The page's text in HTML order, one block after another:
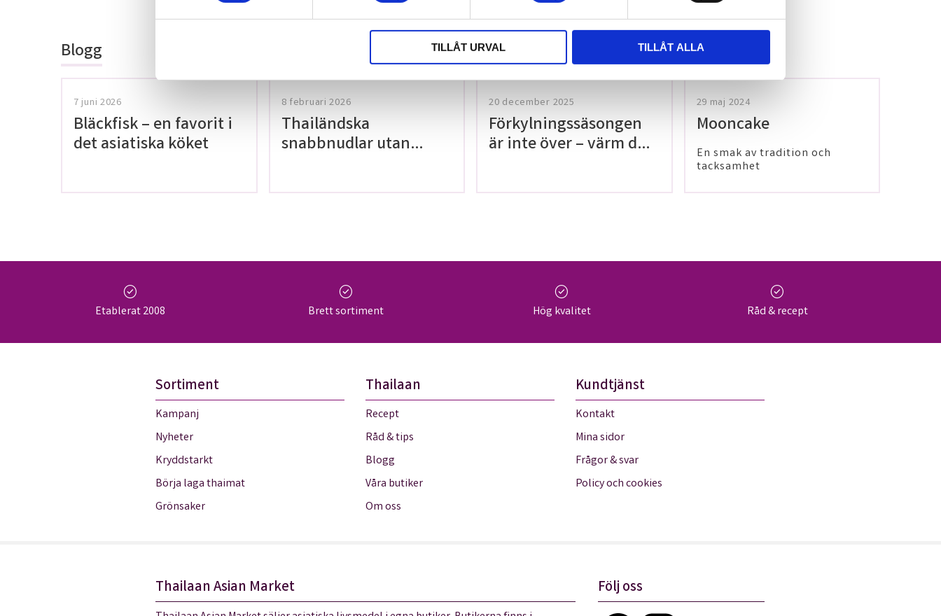
s
l
TILLÅT URVAL TILLÅT ALLA
Blogg
7 juni 2026
Bläckfisk – en favorit i
det asiatiska köket
8 februari 2026
Thailändska
snabbnudlar utan
20 december 2025
Förkylningssäsongen
är inte över – värm dig
29 maj 2024
Mooncake
En smak av tradition och
tacksamhet
check_circle
Etablerat 2008
check_circle
Brett sortiment
check_circle
Hög kvalitet
check_circle
Råd & recept
Sortiment
Kampanj
Nyheter
Kryddstarkt
Börja laga thaimat
Grönsaker
Thailaan
Recept
Råd & tips
Blogg
Våra butiker
Om oss
Kundtjänst
Kontakt
Mina sidor
Frågor & svar
Policy och cookies
Thailaan Asian Market Följ oss